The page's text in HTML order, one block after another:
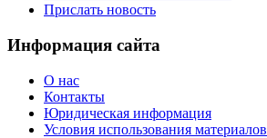
Прислать новость
Информация сайта
О нас
Контакты
Юридическая информация
Условия использования материалов